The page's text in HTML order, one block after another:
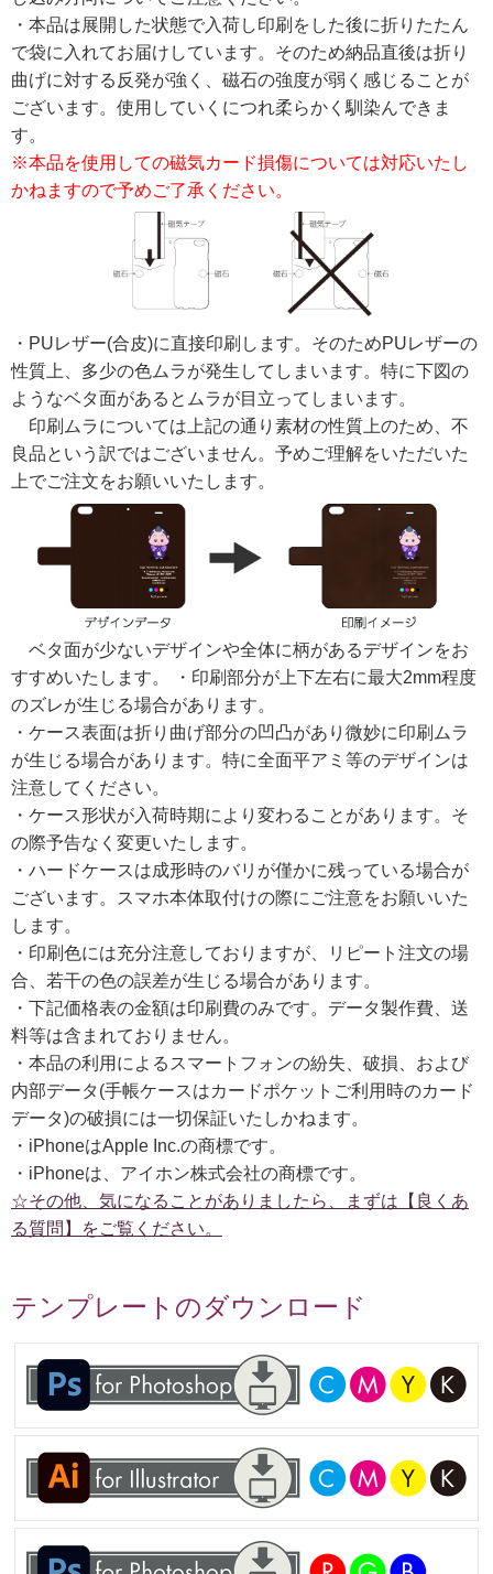
・本品は展開した状態で入荷し印刷をした後に折りたたん
で袋に入れてお届けしています。そのため納品直後は折り
曲げに対する反発が強く、磁石の強度が弱く感じることが
ございます。使用していくにつれ柔らかく馴染んできま
す。
※本品を使用しての磁気カード損傷については対応いたし
かねますので予めご了承ください。
・PUレザー(合皮)に直接印刷します。そのためPUレザーの
性質上、多少の色ムラが発生してしまいます。特に下図の
ようなベタ面があるとムラが目立ってしまいます。
印刷ムラについては上記の通り素材の性質上のため、不
良品という訳ではございません。予めご理解をいただいた
上でご注文をお願いいたします。
ベタ面が少ないデザインや全体に柄があるデザインをお
すすめいたします。 ・印刷部分が上下左右に最大2mm程度
のズレが生じる場合があります。
・ケース表面は折り曲げ部分の凹凸があり微妙に印刷ムラ
が生じる場合があります。特に全面平アミ等のデザインは
注意してください。
・ケース形状が入荷時期により変わることがあります。そ
の際予告なく変更いたします。
・ハードケースは成形時のバリが僅かに残っている場合が
ございます。スマホ本体取付けの際にご注意をお願いいた
します。
・印刷色には充分注意しておりますが、リピート注文の場
合、若干の色の誤差が生じる場合があります。
・下記価格表の金額は印刷費のみです。データ製作費、送
料等は含まれておりません。
・本品の利用によるスマートフォンの紛失、破損、および
内部データ(手帳ケースはカードポケットご利用時のカード
データ)の破損には一切保証いたしかねます。
・iPhoneはApple Inc.の商標です。
・iPhoneは、アイホン株式会社の商標です。
☆その他、気になることがありましたら、まずは【良くあ
る質問】をご覧ください。
テンプレートのダウンロード